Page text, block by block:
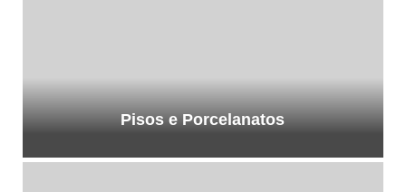
Pisos e Porcelanatos